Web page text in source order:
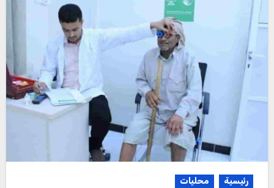
رئيسية محليات